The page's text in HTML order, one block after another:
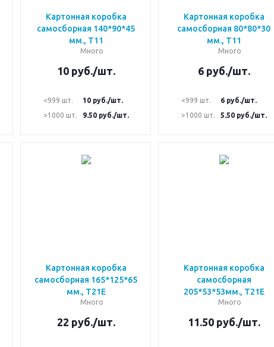
Картонная коробка
самосборная 140*90*45
мм., Т11
Много
10руб./шт.
<999 шт. 10руб./шт.
>1000 шт.
9.50руб./шт.
Картонная коробка
самосборная 80*80*30
мм., Т11
Много
6руб./шт.
<999 шт. 6руб./шт.
>1000 шт.
5.50руб./шт.
Картонная коробка
самосборная 165*125*65
мм., Т21Е
Много
22 руб./шт.
Картонная коробка
самосборная
205*53*53мм., Т21Е
Много
11.50руб./шт.